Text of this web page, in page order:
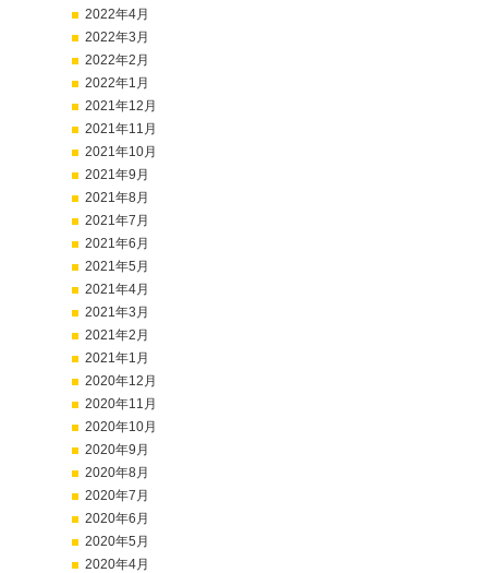
2022年4月
2022年3月
2022年2月
2022年1月
2021年12月
2021年11月
2021年10月
2021年9月
2021年8月
2021年7月
2021年6月
2021年5月
2021年4月
2021年3月
2021年2月
2021年1月
2020年12月
2020年11月
2020年10月
2020年9月
2020年8月
2020年7月
2020年6月
2020年5月
2020年4月